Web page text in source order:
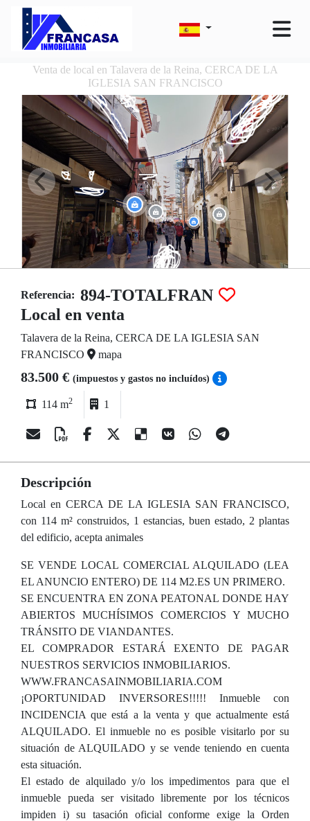
Venta de local en Talavera de la Reina, CERCA DE LA
IGLESIA SAN FRANCISCO
Referencia: 894-TOTALFRAN
Local en venta
Talavera de la Reina, CERCA DE LA IGLESIA SAN
FRANCISCO
mapa
83.500 € (impuestos y gastos no incluídos)
114 m2 1
Descripción
Local en CERCA DE LA IGLESIA SAN FRANCISCO,
con 114 m² construidos, 1 estancias, buen estado, 2 plantas
del edificio, acepta animales
SE VENDE LOCAL COMERCIAL ALQUILADO (LEA
EL ANUNCIO ENTERO) DE 114 M2.ES UN PRIMERO.
SE ENCUENTRA EN ZONA PEATONAL DONDE HAY
ABIERTOS MUCHÍSIMOS COMERCIOS Y MUCHO
TRÁNSITO DE VIANDANTES.
EL COMPRADOR ESTARÁ EXENTO DE PAGAR
NUESTROS SERVICIOS INMOBILIARIOS.
WWW.FRANCASAINMOBILIARIA.COM
¡OPORTUNIDAD INVERSORES!!!!! Inmueble con
INCIDENCIA que está a la venta y que actualmente está
ALQUILADO. El inmueble no es posible visitarlo por su
situación de ALQUILADO y se vende teniendo en cuenta
esta situación.
El estado de alquilado y/o los impedimentos para que el
inmueble pueda ser visitado libremente por los técnicos
impiden i) su tasación oficial conforme exige la Orden